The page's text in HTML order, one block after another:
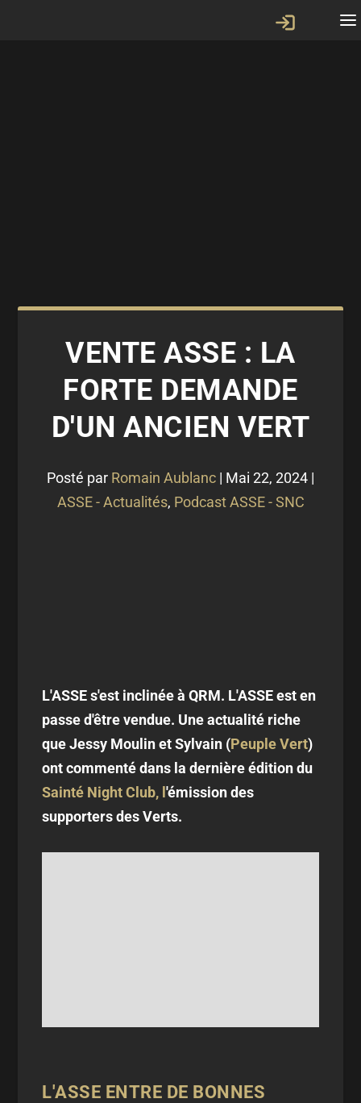
VENTE ASSE : LA
FORTE DEMANDE
D'UN ANCIEN VERT
Posté par Romain Aublanc | Mai 22, 2024 |
ASSE - Actualités, Podcast ASSE - SNC
L'ASSE s'est inclinée à QRM. L'ASSE est en
passe d'être vendue. Une actualité riche
que Jessy Moulin et Sylvain (Peuple Vert)
ont commenté dans la dernière édition du
Sainté Night Club, l'émission des
supporters des Verts.
L'ASSE ENTRE DE BONNES